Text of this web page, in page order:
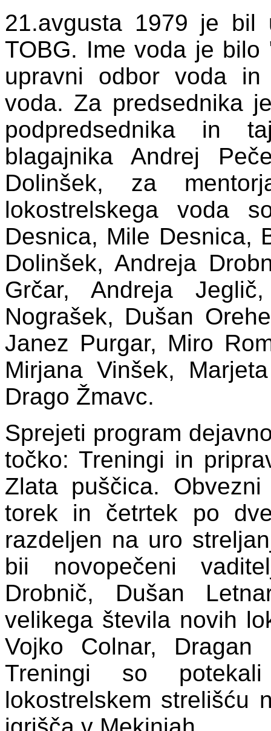
21.avgusta 1979 je bil
TOBG. Ime voda je
upravni odbor voda
voda. Za predsednika
podpredsednika in
blagajnika Andrej
Dolinšek, za
lokostrelskega voda
Desnica, Mile Desnica,
Dolinšek, Andreja
Grčar, Andreja
Nograšek, Dušan
Janez Purgar, Miro
Mirjana Vinšek,
Drago Žmavc.
Sprejeti program
točko: Treningi in
Zlata puščica.
torek in četrtek po
razdeljen na uro
bii novopečeni
Drobnič, Dušan
velikega števila novih
Vojko Colnar,
Treningi so
lokostrelskem strelišću